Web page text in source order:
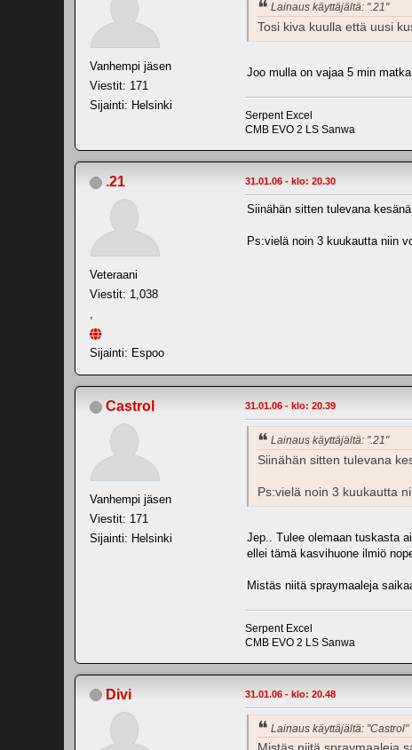
Vanhempi jäsen
Viestit: 171
Sijainti: Helsinki
Lainaus käyttäjältä: ".21"
Tosi kiva kuulla että uusi
Joo mulla on vajaa 5 min
Serpent Excel
CMB EVO 2 LS Sanwa
.21
Veteraani
Viestit: 1,038
Sijainti: Espoo
31.01.06 - klo: 20.30
Siinähän sitten tulevana
Ps:vielä noin 3 kuukautta niin
Castrol
Vanhempi jäsen
Viestit: 171
Sijainti: Helsinki
31.01.06 - klo: 20.39
Lainaus käyttäjältä: ".21"
Siinähän sitten tulevana
Ps:vielä noin 3 kuukautta
Jep.. Tulee olemaan tuskasta
ellei tämä kasvihuone ilmiö
Mistäs niitä spraymaaleja
Serpent Excel
CMB EVO 2 LS Sanwa
Divi 31.01.06 - klo: 20.48
Lainaus käyttäjältä: "Castrol"